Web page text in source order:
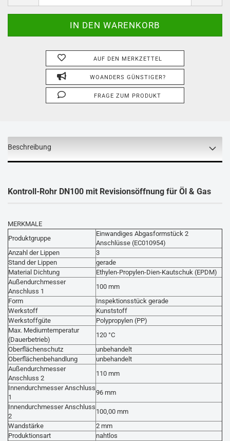
AUF DEN MERKZETTEL
WOANDERS GÜNSTIGER?
FRAGE ZUM PRODUKT
Beschreibung
Kontroll-Rohr DN100 mit Revisionsöffnung für Öl & Gas
MERKMALE
Produktgruppe
Einwandiges Abgasformstück 2
Anschlüsse (EC010954)
Anzahl der Lippen
3
Stand der Lippen
gerade
Material Dichtung
Ethylen-Propylen-Dien-Kautschuk (EPDM)
Außendurchmesser
Anschluss 1
100 mm
Form
Inspektionsstück gerade
Werkstoff
Kunststoff
Werkstoffgüte
Polypropylen (PP)
Max. Mediumtemperatur
(Dauerbetrieb)
120 °C
Oberflächenschutz
unbehandelt
Oberflächenbehandlung
unbehandelt
Außendurchmesser
Anschluss 2
110 mm
Innendurchmesser Anschluss
1
96 mm
Innendurchmesser Anschluss
2
100,00 mm
Wandstärke
2 mm
Produktionsart
nahtlos